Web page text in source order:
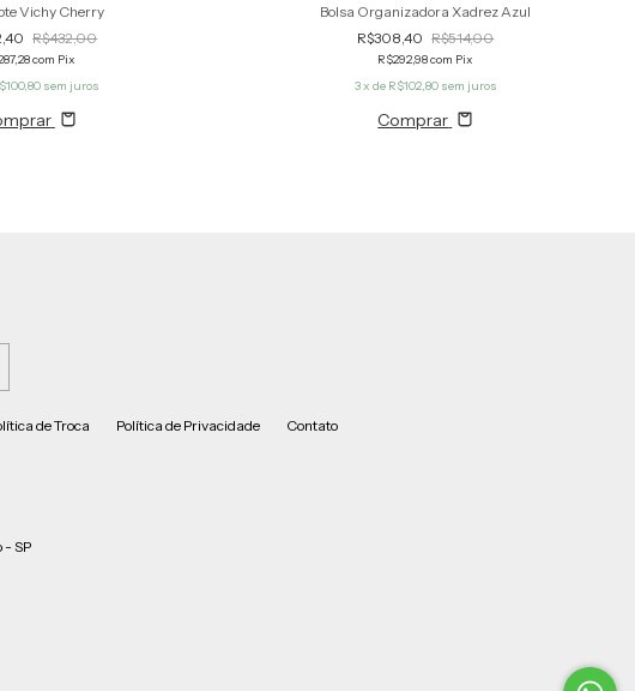
Vichy Cherry
R$432,00
com Pix
sem juros
Bolsa Organizadora Xadrez Azul
R$308,40 R$514,00
R$292,98com Pix
3 x de R$102,80 sem juros
Comprar
de Troca Política de Privacidade Contato
- SP